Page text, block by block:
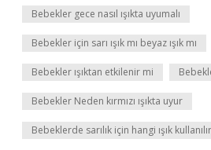
Bebekler gece nasıl ışıkta uyumalı
Bebekler için sarı ışık mı beyaz ışık mı
Bebekler ışıktan etkilenir mi
Bebekler Neden kırmızı ışıkta uyur
Bebeklerde sarılık için hangi ışık kullanılır